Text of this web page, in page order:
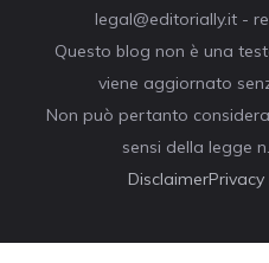
legal@editorially.it -
Questo blog non è una
viene aggiornato
Non può pertanto
sensi della legge
DisclaimerPrivacy